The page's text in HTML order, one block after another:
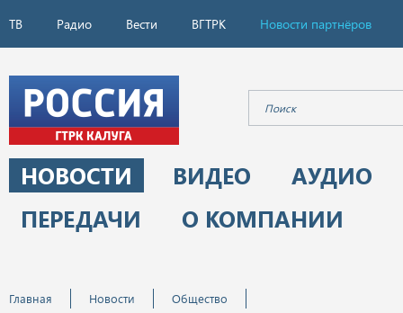
ТВ Радио Вести ВГТРК Новости партнёров
НОВОСТИ ВИДЕО
АУДИО
ПЕРЕДАЧИ
О КОМПАНИИ
Главная Новости
Общество